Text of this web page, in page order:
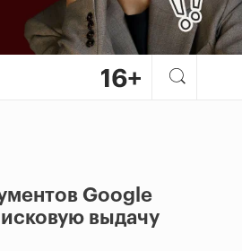
Google
выдачу